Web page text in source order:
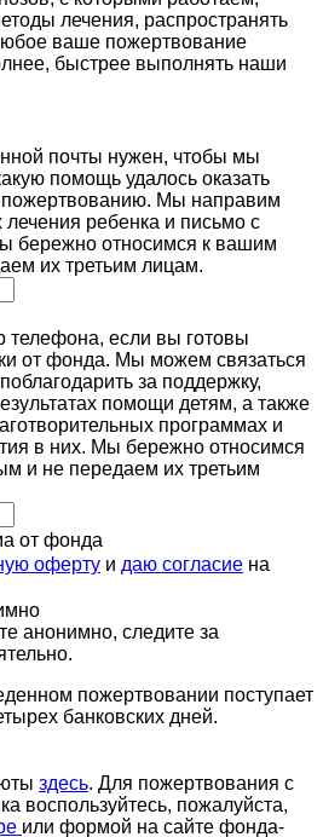
лечения, распространять
ваше пожертвование
быстрее выполнять наши
почты нужен, чтобы мы
помощь удалось оказать
Мы направим
лечения ребенка и письмо с
бережно относимся к вашим
их третьим лицам.
телефона, если вы готовы
от фонда. Мы можем связаться
за поддержку,
помощи детям, а также
программах и
в них. Мы бережно относимся
и не передаем их третьим
от фонда
оферту и даю согласие на
анонимно, следите за
пожертвовании поступает
банковских дней.
здесь. Для пожертвования с
воспользуйтесь, пожалуйста,
или формой на сайте фонда-